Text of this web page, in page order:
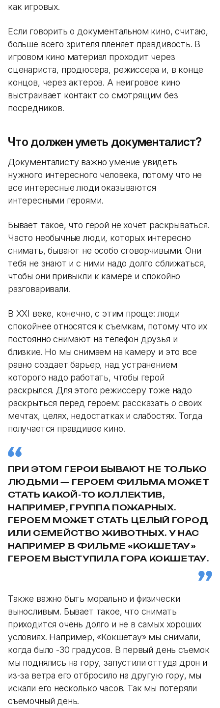
как игровых.
Если говорить о документальном кино, считаю,
больше всего зрителя пленяет правдивость. В
игровом кино материал проходит через
сценариста, продюсера, режиссера и, в конце
концов, через актеров. А неигровое кино
выстраивает контакт со смотрящим без
посредников.
Что должен уметь документалист?
Документалисту важно умение увидеть
нужного интересного человека, потому что не
все интересные люди оказываются
интересными героями.
Бывает такое, что герой не хочет раскрываться.
Часто необычные люди, которых интересно
снимать, бывают не особо сговорчивыми. Они
тебя не знают и с ними надо долго сближаться,
чтобы они привыкли к камере и спокойно
разговаривали.
В XXI веке, конечно, с этим проще: люди
спокойнее относятся к съемкам, потому что их
постоянно снимают на телефон друзья и
близкие. Но мы снимаем на камеру и это все
равно создает барьер, над устранением
которого надо работать, чтобы герой
раскрылся. Для этого режиссеру тоже надо
раскрыться перед героем: рассказать о своих
мечтах, целях, недостатках и слабостях. Тогда
получается правдивое кино.
ПРИ ЭТОМ ГЕРОИ БЫВАЮТ НЕ ТОЛЬКО
ЛЮДЬМИ — ГЕРОЕМ ФИЛЬМА МОЖЕТ
СТАТЬ КАКОЙ-ТО КОЛЛЕКТИВ,
НАПРИМЕР, ГРУППА ПОЖАРНЫХ.
ГЕРОЕМ МОЖЕТ СТАТЬ ЦЕЛЫЙ ГОРОД
ИЛИ СЕМЕЙСТВО ЖИВОТНЫХ. У НАС
НАПРИМЕР В ФИЛЬМЕ «КОКШЕТАУ»
ГЕРОЕМ ВЫСТУПИЛА ГОРА КОКШЕТАУ.
Также важно быть морально и физически
выносливым. Бывает такое, что снимать
приходится очень долго и не в самых хороших
условиях. Например, «Кокшетау» мы снимали,
когда было -30 градусов. В первый день съемок
мы поднялись на гору, запустили оттуда дрон и
из-за ветра его отбросило на другую гору, мы
искали его несколько часов. Так мы потеряли
съемочный день.